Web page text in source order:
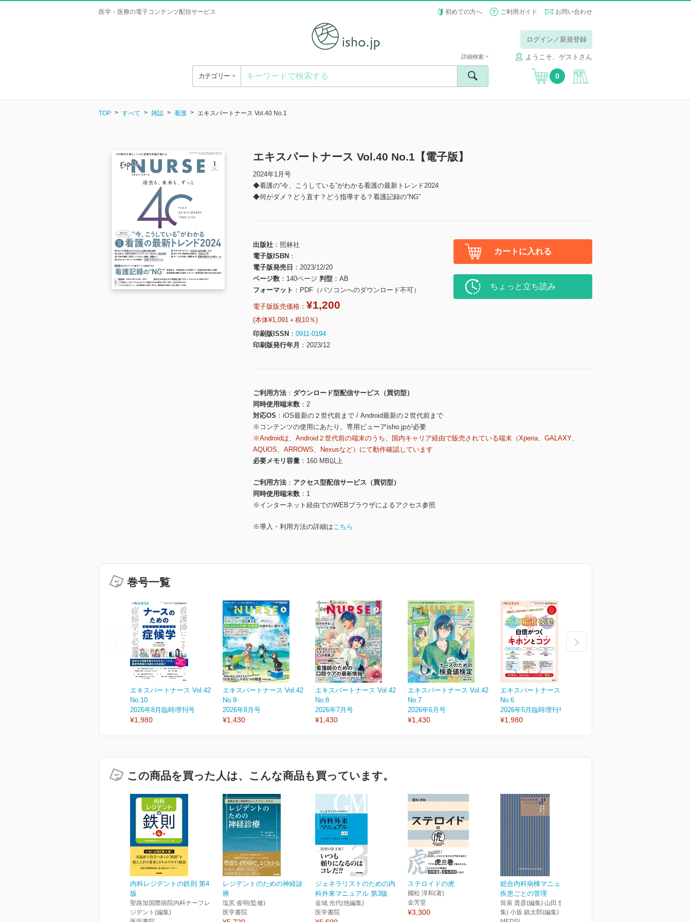
医学・医療の電子コンテンツ配信サービス 初めての方へ ご利用ガイド お問い合わせ
ログイン／新規登録
ようこそ、ゲストさん
カテゴリー
詳細検索
0
TOP すべて 雑誌 看護 エキスパートナース Vol.40 No.1
エキスパートナース Vol.40 No.1【電子版】
2024年1月号
◆看護の“今、こうしている”がわかる看護の最新トレンド2024
◆何がダメ？どう直す？どう指導する？看護記録の“NG”
出版社
照林社
電子版ISBN
電子版発売日
2023/12/20
ページ数
140ページ 判型
AB
フォーマット
PDF（パソコンへのダウンロード不可）
電子版販売価格： ¥1,200
(本体¥1,091＋税10％)
印刷版ISSN
0911-0194
印刷版発行年月
2023/12
カートに入れる
ちょっと立ち読み
ご利用方法
ダウンロード型配信サービス（買切型）
同時使用端末数
2
対応OS
iOS最新の２世代前まで / Android最新の２世代前まで
※コンテンツの使用にあたり、専用ビューアisho.jpが必要
※Androidは、Android２世代前の端末のうち、国内キャリア経由で販売されている端末（Xperia、GALAXY、
AQUOS、ARROWS、Nexusなど）にて動作確認しています
必要メモリ容量
160 MB以上
ご利用方法
アクセス型配信サービス（買切型）
同時使用端末数
1
※インターネット経由でのWEBブラウザによるアクセス参照
※導入・利用方法の詳細はこちら
巻号一覧
エキスパートナース Vol.42
No.10
2026年8月臨時増刊号
¥1,980
エキスパートナース Vol.42
No.9
2026年8月号
¥1,430
エキスパートナース Vol.42
No.8
2026年7月号
¥1,430
エキスパートナース Vol.42
No.7
2026年6月号
¥1,430
エキスパートナース Vol.42
No.6
2026年5月臨時増刊号
¥1,980
この商品を買った人は、こんな商品も買っています。
内科レジデントの鉄則 第4
版
聖路加国際病院内科チーフレ
ジデント(編集)
レジデントのための神経診
療
塩尻 俊明(監修)
医学書院
ジェネラリストのための内
科外来マニュアル 第3版
金城 光代(他編集)
医学書院
ステロイドの虎
國松 淳和(著)
金芳堂
¥3,300
総合内科病棟マニュアル
疾患ごとの管理
筒泉 貴彦(編集) 山田 悠史(編
集) 小坂 鎮太郎(編集)